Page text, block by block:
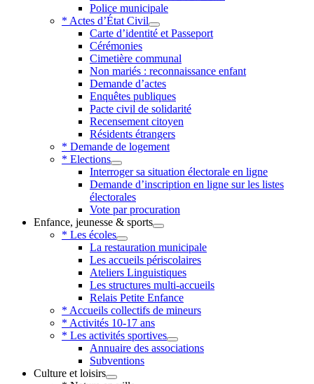
Police municipale
* Actes d’État Civil
Carte d’identité et Passeport
Cérémonies
Cimetière communal
Non mariés : reconnaissance enfant
Demande d’actes
Enquêtes publiques
Pacte civil de solidarité
Recensement citoyen
Résidents étrangers
* Demande de logement
* Elections
Interroger sa situation électorale en ligne
Demande d’inscription en ligne sur les listes
électorales
Vote par procuration
Enfance, jeunesse & sports
* Les écoles
La restauration municipale
Les accueils périscolaires
Ateliers Linguistiques
Les structures multi-accueils
Relais Petite Enfance
* Accueils collectifs de mineurs
* Activités 10-17 ans
* Les activités sportives
Annuaire des associations
Subventions
Culture et loisirs